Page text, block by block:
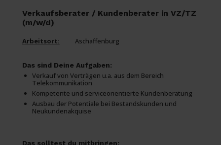
Verkaufsberater / Kundenberater in VZ/TZ
(m/w/d)
Arbeitsort: Aschaffenburg
Das sind Deine Aufgaben:
Verkauf von Verträgen u.a. aus dem Bereich
Telekommunikation
Kompetente und serviceorientierte Kundenberatung
Ausbau der Potentiale bei Bestandskunden und
Neukundenakquise
Das solltest du mitbringen: